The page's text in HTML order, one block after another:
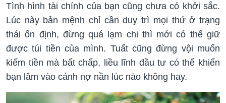
Tình hình tài chính của bạn cũng chưa có khởi sắc.
Lúc này bản mệnh chỉ cần duy trì mọi thứ ở trạng
thái ổn định, đừng quá lạm chi thì mới có thể giữ
được túi tiền của mình. Tuất cũng đừng vội muốn
kiếm tiền mà bất chấp, liều lĩnh đầu tư có thể khiến
bạn lâm vào cảnh nợ nần lúc nào không hay.